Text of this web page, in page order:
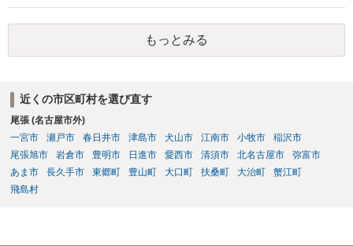
ないと思います。
もっとみる
近くの市区町村を選び直す
尾張 (名古屋市外)
一宮市
瀬戸市 春日井市 津島市 犬山市 江南市 小牧市
稲沢市
尾張旭市
岩倉市 豊明市 日進市 愛西市 清須市 北名古屋市
弥富市
あま市
長久手市 東郷町 豊山町 大口町 扶桑町 大治町
蟹江町
飛島村